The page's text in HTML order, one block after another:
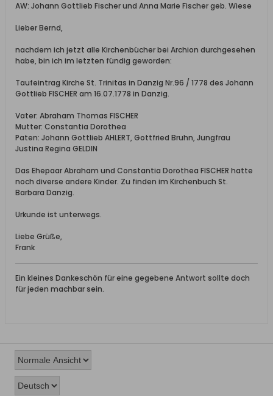
AW: Johann Gottlieb Fischer und Anna Marie Fischer geb. Wiese
Lieber Bernd,
nachdem ich jetzt alle Kirchenbücher bei Archion durchgesehen
habe, bin ich im letzten fündig geworden:
Taufeintrag Kirche St. Trinitas in Danzig Nr.96 / 1778 des Johann
Gottlieb FISCHER am 16.07.1778 in Danzig.
Vater: Abraham Thomas FISCHER
Mutter: Constantia Dorothea
Paten: Johann Gottlieb AHLERT, Gottfried Bruhn, Jungfrau
Justina Regina GELDIN
Das Ehepaar Abraham und Constantia Dorothea FISCHER hatte
noch diverse andere Kinder. Zu finden im Kirchenbuch St.
Barbara Danzig.
Urkunde ist unterwegs.
Liebe Grüße,
Frank
Ein kleines Dankeschön für eine gegebene Antwort sollte doch
für jeden machbar sein.